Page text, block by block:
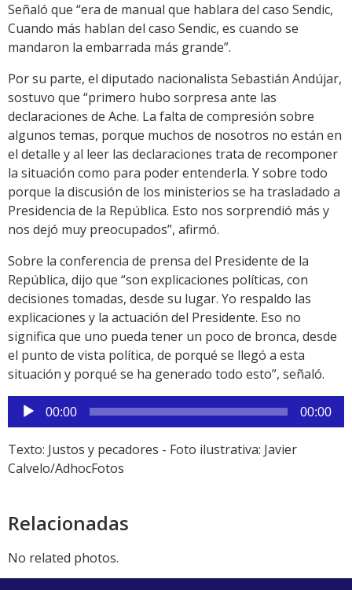
Señaló que “era de manual que hablara del caso Sendic,
Cuando más hablan del caso Sendic, es cuando se
mandaron la embarrada más grande”.
Por su parte, el diputado nacionalista Sebastián Andújar,
sostuvo que “primero hubo sorpresa ante las
declaraciones de Ache. La falta de compresión sobre
algunos temas, porque muchos de nosotros no están en
el detalle y al leer las declaraciones trata de recomponer
la situación como para poder entenderla. Y sobre todo
porque la discusión de los ministerios se ha trasladado a
Presidencia de la República. Esto nos sorprendió más y
nos dejó muy preocupados”, afirmó.
Sobre la conferencia de prensa del Presidente de la
República, dijo que “son explicaciones políticas, con
decisiones tomadas, desde su lugar. Yo respaldo las
explicaciones y la actuación del Presidente. Eso no
significa que uno pueda tener un poco de bronca, desde
el punto de vista política, de porqué se llegó a esta
situación y porqué se ha generado todo esto”, señaló.
Reproductor
de
audio
00:00 00:00
Texto: Justos y pecadores - Foto ilustrativa: Javier
Calvelo/AdhocFotos
Relacionadas
No related photos.